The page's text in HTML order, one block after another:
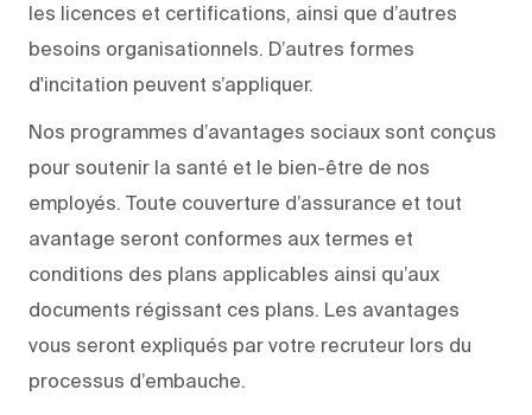
les licences et certifications, ainsi que d’autres
besoins organisationnels. D’autres formes
d'incitation peuvent s’appliquer.
Nos programmes d’avantages sociaux sont conçus
pour soutenir la santé et le bien-être de nos
employés. Toute couverture d’assurance et tout
avantage seront conformes aux termes et
conditions des plans applicables ainsi qu’aux
documents régissant ces plans. Les avantages
vous seront expliqués par votre recruteur lors du
processus d’embauche.